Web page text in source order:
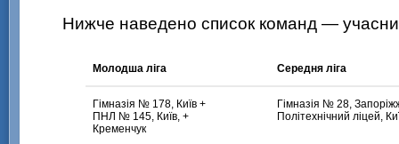
Нижче наведено список команд —
Молодша ліга Середня ліга
Гімназія № 178, Київ +
ПНЛ № 145, Київ, +
Кременчук
Гімназія № 28,
Політехнічний ліцей,